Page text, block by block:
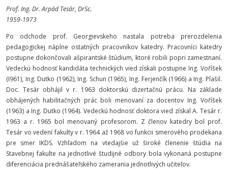
Prof. Ing. Dr. Arpád Tesár, DrSc.
1959-1973
Po odchode prof. Georgievskeho nastala potreba prerozdelenia
pedagogickej náplne ostatných pracovníkov katedry. Pracovníci katedry
postupne dokončovali ašpirantské štúdium, ktoré robili popri zamestnaní.
Vedeckú hodnosť kandidáta technických vied získali postupne Ing. Voříšek
(I961), Ing. Dutko (1962), Ing. Schun (1965), Ing. Ferjenčík (1966) a Ing. Plašil.
Doc. Tesár obhájil v r. 1963 doktorskú dizertačnú prácu. Na základe
obhájených habilitačných prác boli menovaní za docentov Ing. Voříšek
(1963) a Ing. Dutko (1964). Vedeckú hodnosť doktora vied získal A. Tesár r.
1963 a r. 1965 bol menovaný profesorom. Z členov katedry bol prof.
Tesár vo vedení fakulty v r. 1964 až 1968 vo funkcii smerového prodekana
pre smer IKDS. Vzhľadom na vtedajšie už široké členenie štúdia na
Stavebnej fakulte na jednotlivé študijné odbory bola vykonaná postupne
diferenciácia prednášateľského zamerania jednotlivých učiteľov.